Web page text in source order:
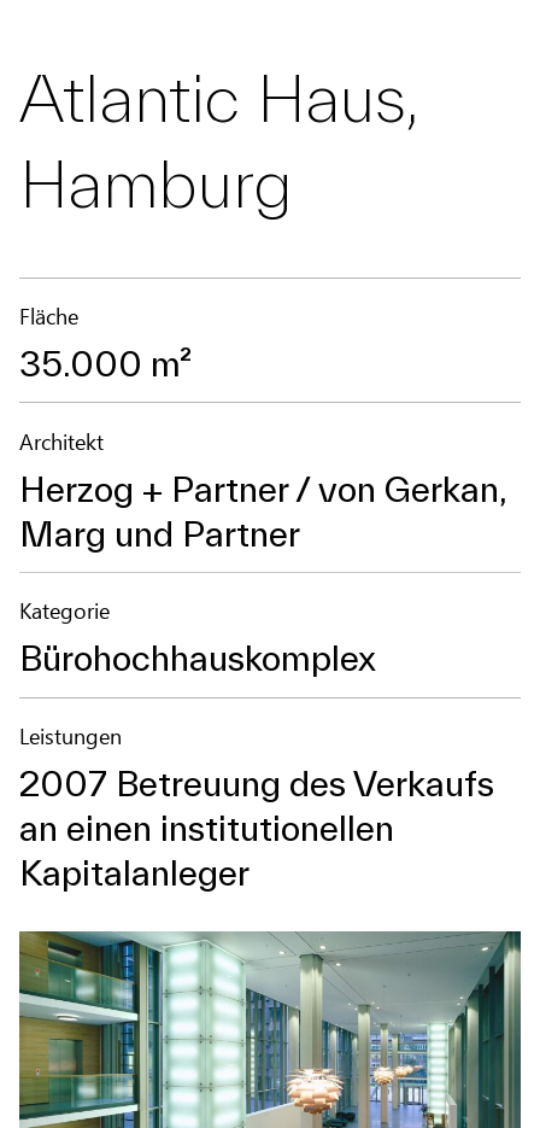
Atlantic Haus,
Hamburg
Fläche
35.000 m²
Architekt
Herzog + Partner / von Gerkan,
Marg und Partner
Kategorie
Bürohochhauskomplex
Leistungen
2007 Betreuung des Verkaufs
an einen institutionellen
Kapitalanleger